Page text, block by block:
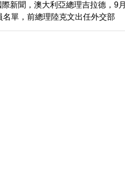
新聞，澳大利亞總理吉拉德，9月
單，前總理陸克文出任外交部
氣候變化和水資源部長黃英賢出